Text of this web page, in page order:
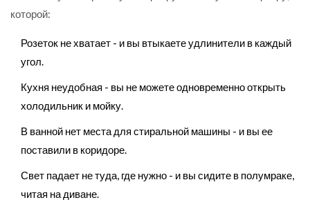
которой:
Розеток не хватает - и вы втыкаете удлинители в каждый
угол.
Кухня неудобная - вы не можете одновременно открыть
холодильник и мойку.
В ванной нет места для стиральной машины - и вы ее
поставили в коридоре.
Свет падает не туда, где нужно - и вы сидите в полумраке,
читая на диване.